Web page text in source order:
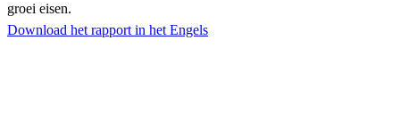
groei eisen.
Download het rapport in het Engels